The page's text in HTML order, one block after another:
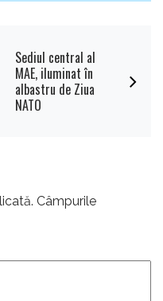
Sediul central al
MAE, iluminat în
albastru de Ziua
NATO
Câmpurile